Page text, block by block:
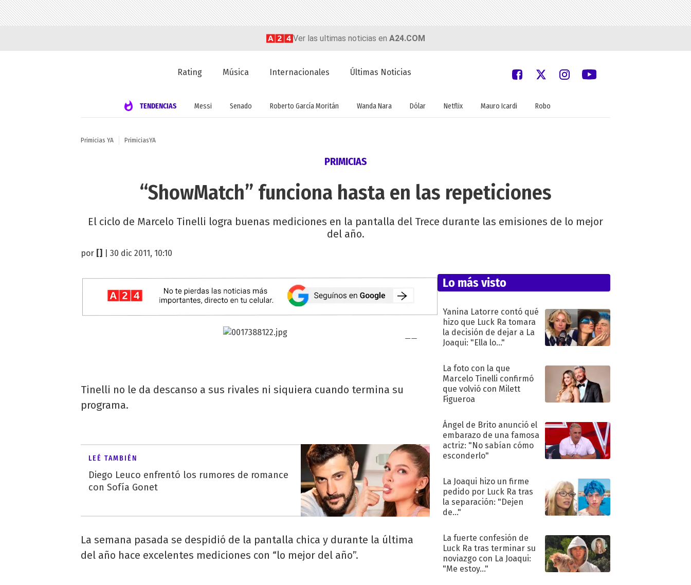
Ver las ultimas noticias en A24.COM
Rating Música Internacionales Últimas Noticias
TENDENCIAS Messi Senado Roberto García Moritán Wanda Nara Dólar Netflix Mauro Icardi Robo
Primicias YA PrimiciasYA
PRIMICIAS
“ShowMatch” funciona hasta en las repeticiones
El ciclo de Marcelo Tinelli logra buenas mediciones en la pantalla del Trece durante las emisiones de lo mejor
del año.
por | 30 dic 2011, 10:10
Tinelli no le da descanso a sus rivales ni siquiera cuando termina su
programa.
LEÉ TAMBIÉN
Diego Leuco enfrentó los rumores de romance
con Sofía Gonet
La semana pasada se despidió de la pantalla chica y durante la última
del año hace excelentes mediciones con “lo mejor del año”.
Lo más visto
Yanina Latorre contó qué
hizo que Luck Ra tomara
la decisión de dejar a La
Joaqui: "Ella lo..."
La foto con la que
Marcelo Tinelli confirmó
que volvió con Milett
Figueroa
Ángel de Brito anunció el
embarazo de una famosa
actriz: "No sabían cómo
esconderlo"
La Joaqui hizo un firme
pedido por Luck Ra tras
la separación: "Dejen
de..."
La fuerte confesión de
Luck Ra tras terminar su
noviazgo con La Joaqui:
"Me estoy..."